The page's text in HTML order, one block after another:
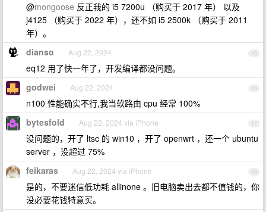
@mongoose 反正我的 i5 7200u （购买于 2017 年） 以及
j4125 （购买于 2022 年），还不如 i5 2500k （购买于 2011
年）。
15
dianso Aug 22, 2024
eq12 用了快一年了，开发编译都没问题。
16
godwei Aug 22, 2024
n100 性能确实不行,我当软路由 cpu 经常 100%
17
bytesfold Aug 22, 2024 via iPhone
没问题的，开了 ltsc 的 win10 ，开了 openwrt ，还一个 ubuntu
server ，没超过 75%
18
feikaras Aug 22, 2024 via iPhone
是的，不要迷信低功耗 allinone 。旧电脑卖出去都不值钱的，你
没必要花钱特意买。